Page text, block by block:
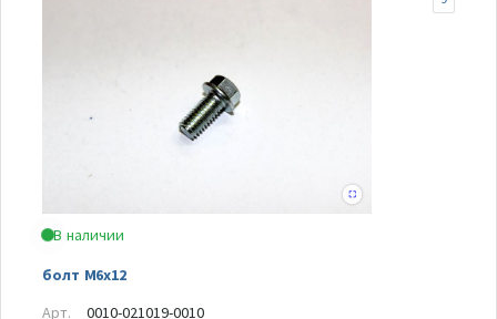
В наличии
болт M6х12
Арт.
0010-021019-0010